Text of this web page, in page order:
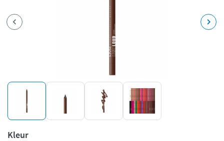
Kleur